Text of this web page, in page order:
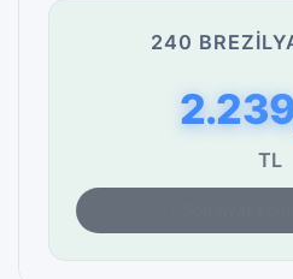
240
TL